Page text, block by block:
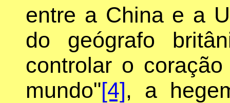
entre a China e a
do geógrafo
controlar o
mundo"[4], a